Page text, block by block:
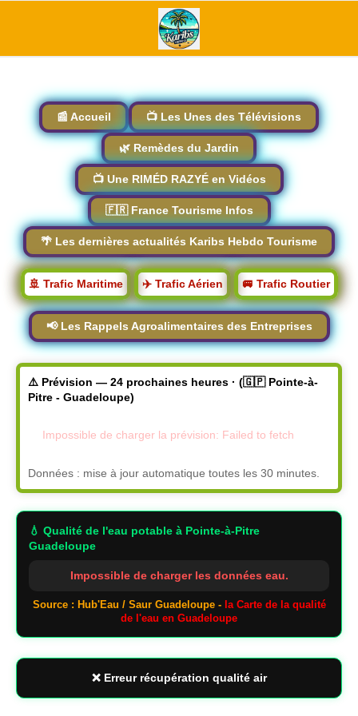
📰 Accueil 📺 Les Unes des Télévisions
🌿 Remèdes du Jardin
📺 Une RIMÉD RAZYÉ en Vidéos
🇫🇷 France Tourisme Infos
🌴 Les dernières actualités Karibs Hebdo Tourisme
🚢 Trafic Maritime ✈️ Trafic Aérien 🚐 Trafic Routier
📢 Les Rappels Agroalimentaires des Entreprises
⚠️ Prévision — 24 prochaines heures · (🇬🇵 Pointe-à-
Pitre - Guadeloupe)
Impossible de charger la prévision: Failed to fetch
Données : mise à jour automatique toutes les 30 minutes.
💧 Qualité de l'eau potable à Pointe-à-Pitre
Guadeloupe
Impossible de charger les données eau.
Source : Hub'Eau / Saur Guadeloupe - la Carte de la qualité
de l'eau en Guadeloupe
❌ Erreur récupération qualité air